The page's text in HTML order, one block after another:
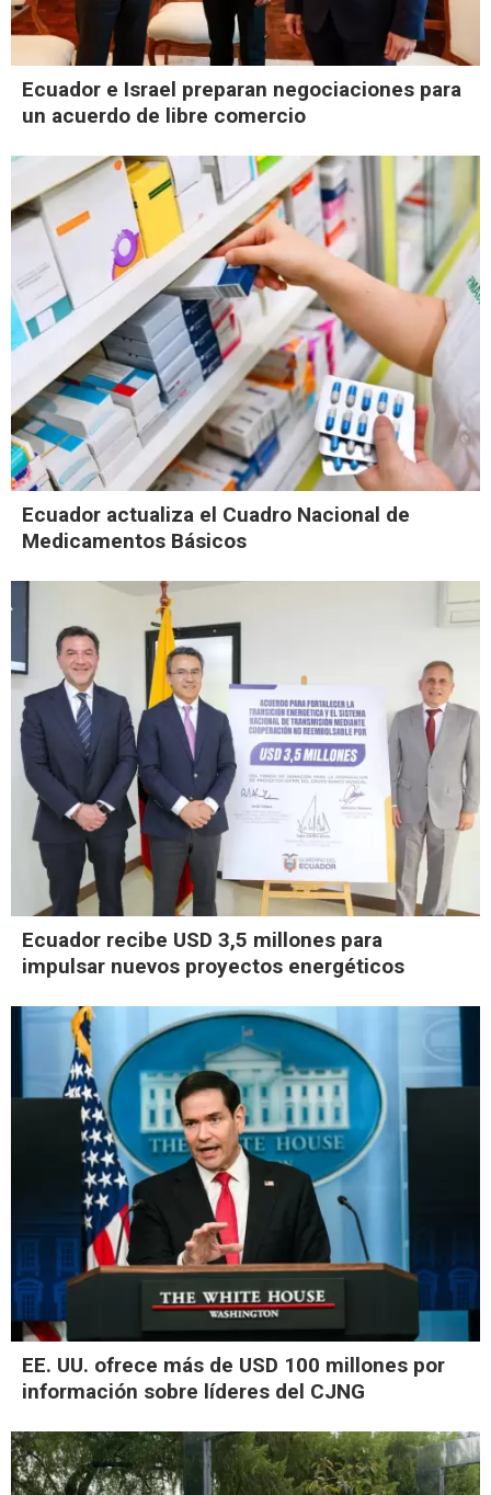
Ecuador e Israel preparan negociaciones para
un acuerdo de libre comercio
Ecuador actualiza el Cuadro Nacional de
Medicamentos Básicos
Ecuador recibe USD 3,5 millones para
impulsar nuevos proyectos energéticos
EE. UU. ofrece más de USD 100 millones por
información sobre líderes del CJNG